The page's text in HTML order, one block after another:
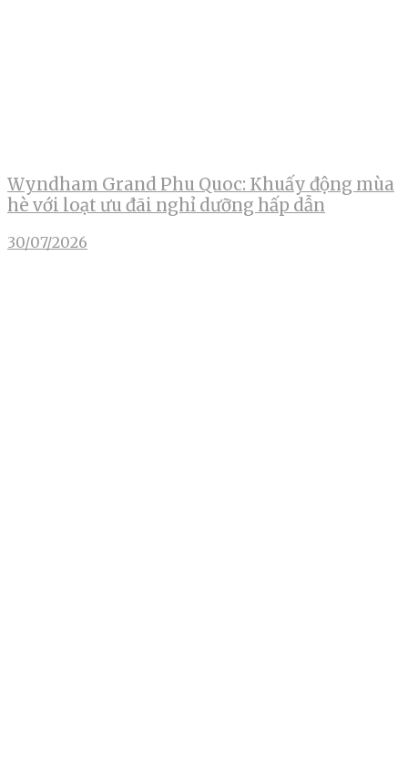
Wyndham Grand Phu Quoc: Khuấy động mùa
hè với loạt ưu đãi nghỉ dưỡng hấp dẫn
30/07/2026